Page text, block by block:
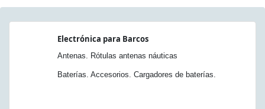
Electrónica para Barcos
Antenas. Rótulas antenas náuticas
Baterías. Accesorios. Cargadores de baterías.